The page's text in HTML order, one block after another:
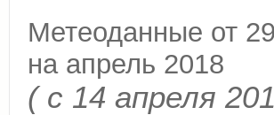
Метеоданные от
на апрель 2018
( с 14 апреля